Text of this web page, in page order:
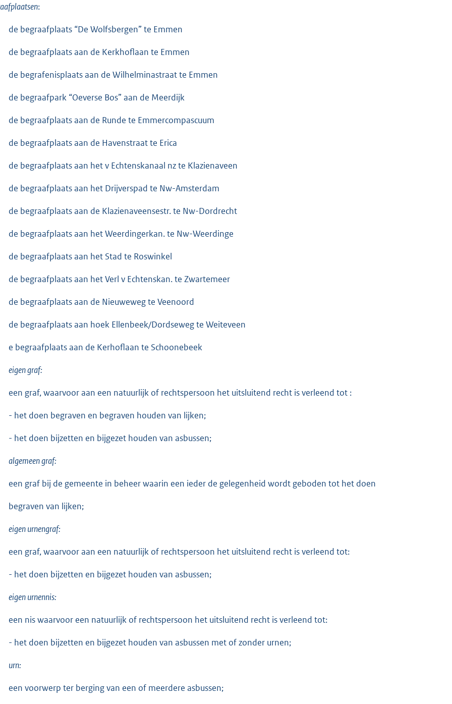
:
de begraafplaats “De Wolfsbergen” te Emmen
de begraafplaats aan de Kerkhoflaan te Emmen
de begrafenisplaats aan de Wilhelminastraat te Emmen
de begraafpark “Oeverse Bos” aan de Meerdijk
de begraafplaats aan de Runde te Emmercompascuum
de begraafplaats aan de Havenstraat te Erica
de begraafplaats aan het v Echtenskanaal nz te Klazienaveen
de begraafplaats aan het Drijverspad te Nw-Amsterdam
de begraafplaats aan de Klazienaveensestr. te Nw-Dordrecht
de begraafplaats aan het Weerdingerkan. te Nw-Weerdinge
de begraafplaats aan het Stad te Roswinkel
de begraafplaats aan het Verl v Echtenskan. te Zwartemeer
de begraafplaats aan de Nieuweweg te Veenoord
de begraafplaats aan hoek Ellenbeek/Dordseweg te Weiteveen
e begraafplaats aan de Kerhoflaan te Schoonebeek
eigen graf:
een graf, waarvoor aan een natuurlijk of rechtspersoon het uitsluitend recht is verleend tot :
- het doen begraven en begraven houden van lijken;
- het doen bijzetten en bijgezet houden van asbussen;
algemeen graf:
een graf bij de gemeente in beheer waarin een ieder de gelegenheid wordt geboden tot het doen
begraven van lijken;
eigen urnengraf:
een graf, waarvoor aan een natuurlijk of rechtspersoon het uitsluitend recht is verleend tot:
- het doen bijzetten en bijgezet houden van asbussen;
eigen urnennis:
een nis waarvoor een natuurlijk of rechtspersoon het uitsluitend recht is verleend tot:
- het doen bijzetten en bijgezet houden van asbussen met of zonder urnen;
urn:
een voorwerp ter berging van een of meerdere asbussen;